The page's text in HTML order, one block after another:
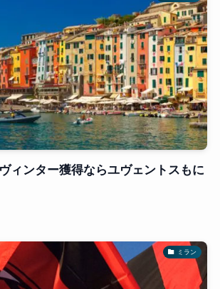
ィンター獲得ならユヴェントスもに
ミラン